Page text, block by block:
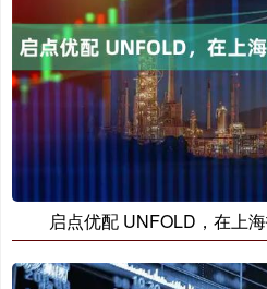
启点优配 UNFOLD，在上